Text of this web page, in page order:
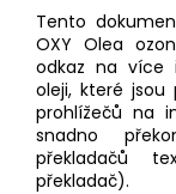
Tento
OXY Olea
odkaz na více
oleji, které
prohlížečů na
snadno
překladačů
překladač).